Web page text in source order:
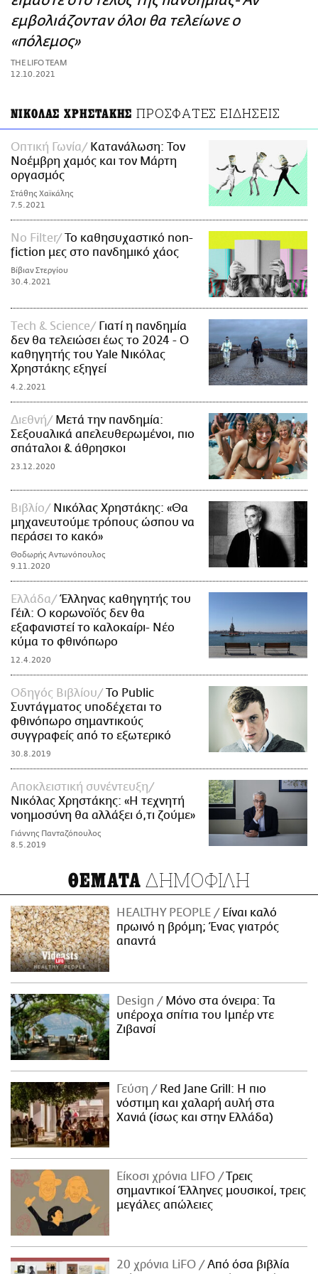
ΑΜΠΑ
PRINT
εμβολιάζονταν όλοι θα τελείωνε ο
«πόλεμος»
THE LIFO TEAM
12.10.2021
ΝΙΚΟΛΑΣ ΧΡΗΣΤΑΚΗΣ ΠΡΟΣΦΑΤΕΣ ΕΙΔΗΣΕΙΣ
Οπτική Γωνία
Κατανάλωση: Τον
Νοέμβρη χαμός και τον Μάρτη
οργασμός
Στάθης Χαϊκάλης
7.5.2021
No Filter
Το καθησυχαστικό non-
fiction μες στο πανδημικό χάος
Βίβιαν Στεργίου
30.4.2021
Τech & Science
Γιατί η πανδημία
δεν θα τελειώσει έως το 2024 - Ο
καθηγητής του Yale Νικόλας
Χρηστάκης εξηγεί
4.2.2021
Διεθνή
Μετά την πανδημία:
Σεξουαλικά απελευθερωμένοι, πιο
σπάταλοι & άθρησκοι
23.12.2020
Βιβλίο
Νικόλας Χρηστάκης: «Θα
μηχανευτούμε τρόπους ώσπου να
περάσει το κακό»
Θοδωρής Αντωνόπουλος
9.11.2020
Ελλάδα
Έλληνας καθηγητής του
Γέιλ: Ο κορωνοϊός δεν θα
εξαφανιστεί το καλοκαίρι- Νέο
κύμα το φθινόπωρο
12.4.2020
Οδηγός Βιβλίου
Το Public
Συντάγματος υποδέχεται το
φθινόπωρο σημαντικούς
συγγραφείς από το εξωτερικό
30.8.2019
Αποκλειστική συνέντευξη
Νικόλας Χρηστάκης: «Η τεχνητή
νοημοσύνη θα αλλάξει ό,τι ζούμε»
Γιάννης Πανταζόπουλος
8.5.2019
ΘΕΜΑΤΑ ΔΗΜΟΦΙΛΗ
HEALTHY PEOPLE
Είναι καλό
πρωινό η βρόμη; Ένας γιατρός
απαντά
Design
Μόνο στα όνειρα: Τα
υπέροχα σπίτια του Ιμπέρ ντε
Ζιβανσί
Γεύση
Red Jane Grill: Η πιο
νόστιμη και χαλαρή αυλή στα
Χανιά (ίσως και στην Ελλάδα)
Είκοσι χρόνια LIFO
Tρεις
σημαντικοί Έλληνες μουσικοί, τρεις
μεγάλες απώλειες
20 χρόνια LiFO
Από όσα βιβλία